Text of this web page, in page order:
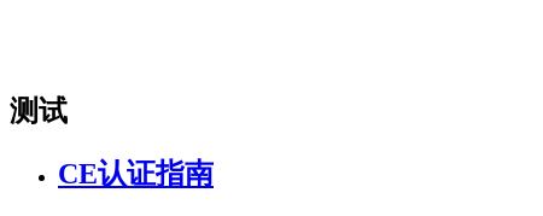
测试
CE认证指南